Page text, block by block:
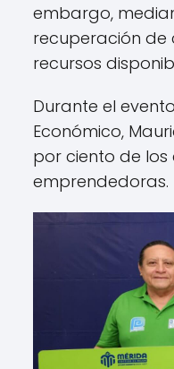
embargo,
recuperación de
recursos
Durante el
Económico,
por ciento de
emprendedoras.